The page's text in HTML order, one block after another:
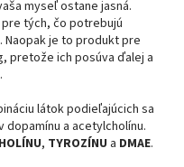
myseľ ostane jasná.
pre tých, čo potrebujú
Naopak je to produkt pre
pretože ich posúva ďalej a
látok podieľajúcich sa
a acetylcholínu.
, TYROZÍNU a DMAE.